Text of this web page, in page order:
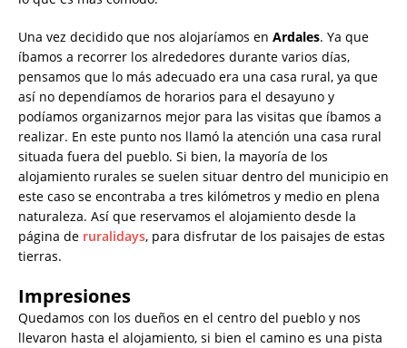
Una vez decidido que nos alojaríamos en Ardales. Ya que
íbamos a recorrer los alrededores durante varios días,
pensamos que lo más adecuado era una casa rural, ya que
así no dependíamos de horarios para el desayuno y
podíamos organizarnos mejor para las visitas que íbamos a
realizar. En este punto nos llamó la atención una casa rural
situada fuera del pueblo. Si bien, la mayoría de los
alojamiento rurales se suelen situar dentro del municipio en
este caso se encontraba a tres kilómetros y medio en plena
naturaleza. Así que reservamos el alojamiento desde la
página de ruralidays, para disfrutar de los paisajes de estas
tierras.
Impresiones
Quedamos con los dueños en el centro del pueblo y nos
llevaron hasta el alojamiento, si bien el camino es una pista